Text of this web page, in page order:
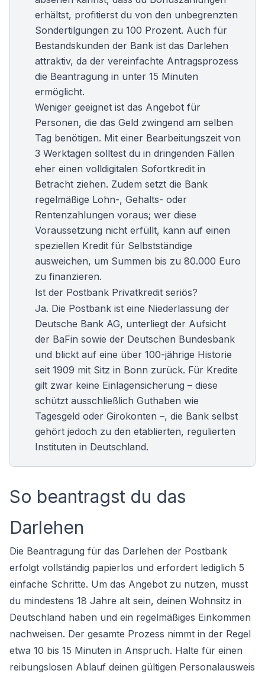
erhältst, profitierst du von den unbegrenzten
Sondertilgungen zu 100 Prozent. Auch für
Bestandskunden der Bank ist das Darlehen
attraktiv, da der vereinfachte Antragsprozess
die Beantragung in unter 15 Minuten
ermöglicht.
Weniger geeignet ist das Angebot für
Personen, die das Geld zwingend am selben
Tag benötigen. Mit einer Bearbeitungszeit von
3 Werktagen solltest du in dringenden Fällen
eher einen volldigitalen Sofortkredit in
Betracht ziehen. Zudem setzt die Bank
regelmäßige Lohn-, Gehalts- oder
Rentenzahlungen voraus; wer diese
Voraussetzung nicht erfüllt, kann auf einen
speziellen Kredit für Selbstständige
ausweichen, um Summen bis zu 80.000 Euro
zu finanzieren.
Ist der Postbank Privatkredit seriös?
Ja. Die Postbank ist eine Niederlassung der
Deutsche Bank AG, unterliegt der Aufsicht
der BaFin sowie der Deutschen Bundesbank
und blickt auf eine über 100-jährige Historie
seit 1909 mit Sitz in Bonn zurück. Für Kredite
gilt zwar keine Einlagensicherung – diese
schützt ausschließlich Guthaben wie
Tagesgeld oder Girokonten –, die Bank selbst
gehört jedoch zu den etablierten, regulierten
Instituten in Deutschland.
So beantragst du das
Darlehen
Die Beantragung für das Darlehen der Postbank
erfolgt vollständig papierlos und erfordert lediglich 5
einfache Schritte. Um das Angebot zu nutzen, musst
du mindestens 18 Jahre alt sein, deinen Wohnsitz in
Deutschland haben und ein regelmäßiges Einkommen
nachweisen. Der gesamte Prozess nimmt in der Regel
etwa 10 bis 15 Minuten in Anspruch. Halte für einen
reibungslosen Ablauf deinen gültigen Personalausweis